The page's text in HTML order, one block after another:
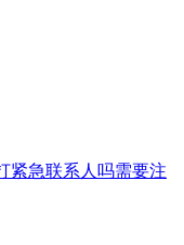
紧急联系人吗需要注